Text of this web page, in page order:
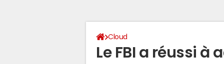
Cloud
Le FBI a réussi à